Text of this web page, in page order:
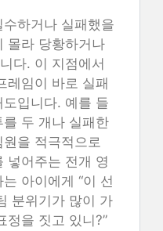
하거나 실패했을
몰라 당황하거나
다. 이 지점에서
레임이 바로 실패
입니다. 예를 들
두 개나 실패한
을 적극적으로
넣어주는 전개 영
아이에게 “이 선
분위기가 많이 가
정을 짓고 있니?”